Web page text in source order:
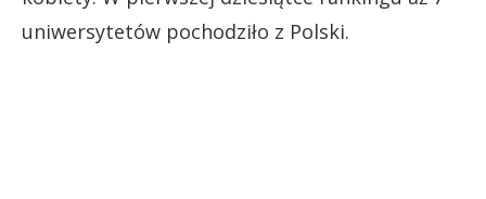
uniwersytetów pochodziło z Polski.